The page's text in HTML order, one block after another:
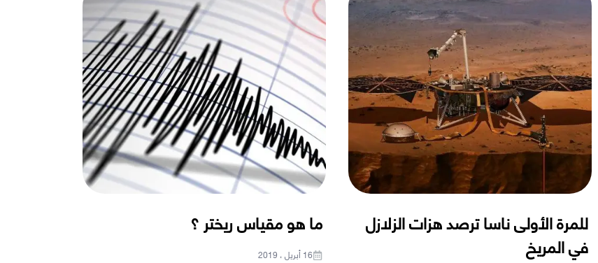
للمرة الأولى ناسا ترصد هزات الزلازل
في المريخ
ما هو مقياس ريختر ؟
16 أبريل ، 2019